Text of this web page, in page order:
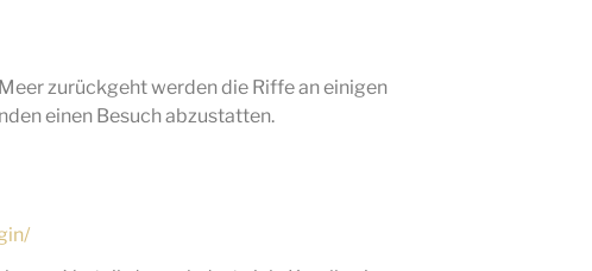
zurückgeht werden die Riffe an einigen
einen Besuch abzustatten.